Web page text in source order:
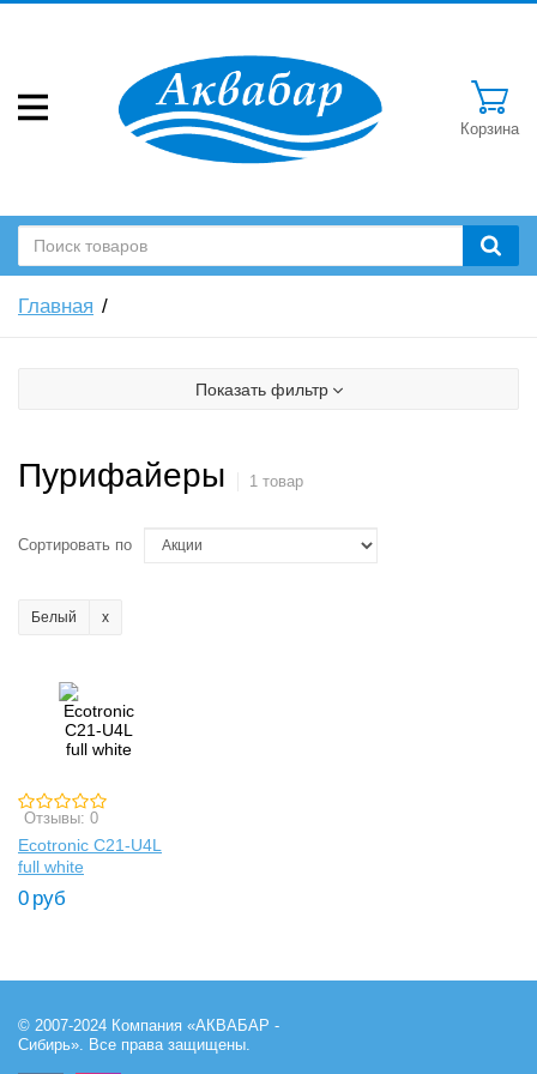
Корзина
Главная
Показать фильтр
Пурифайеры 1 товар
Сортировать по
Белый
Отзывы: 0
Ecotronic C21-U4L
full white
0 руб
© 2007-2024 Компания «АКВАБАР -
Сибирь». Все права защищены.